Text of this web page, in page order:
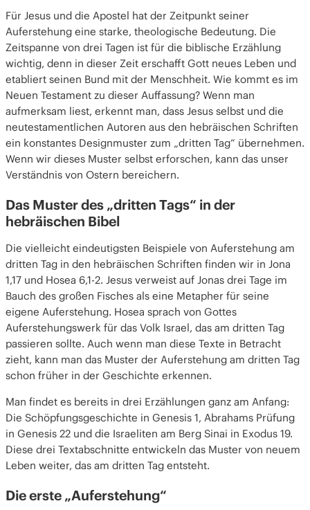
Für Jesus und die Apostel hat der Zeitpunkt seiner
Auferstehung eine starke, theologische Bedeutung. Die
Zeitspanne von drei Tagen ist für die biblische Erzählung
wichtig, denn in dieser Zeit erschafft Gott neues Leben und
etabliert seinen Bund mit der Menschheit. Wie kommt es im
Neuen Testament zu dieser Auffassung? Wenn man
aufmerksam liest, erkennt man, dass Jesus selbst und die
neutestamentlichen Autoren aus den hebräischen Schriften
ein konstantes Designmuster zum „dritten Tag“ übernehmen.
Wenn wir dieses Muster selbst erforschen, kann das unser
Verständnis von Ostern bereichern.
Das Muster des „dritten Tags“ in der
hebräischen Bibel
Die vielleicht eindeutigsten Beispiele von Auferstehung am
dritten Tag in den hebräischen Schriften finden wir in Jona
1,17 und Hosea 6,1-2. Jesus verweist auf Jonas drei Tage im
Bauch des großen Fisches als eine Metapher für seine
eigene Auferstehung. Hosea sprach von Gottes
Auferstehungswerk für das Volk Israel, das am dritten Tag
passieren sollte. Auch wenn man diese Texte in Betracht
zieht, kann man das Muster der Auferstehung am dritten Tag
schon früher in der Geschichte erkennen.
Man findet es bereits in drei Erzählungen ganz am Anfang:
Die Schöpfungsgeschichte in Genesis 1, Abrahams Prüfung
in Genesis 22 und die Israeliten am Berg Sinai in Exodus 19.
Diese drei Textabschnitte entwickeln das Muster von neuem
Leben weiter, das am dritten Tag entsteht.
Die erste „Auferstehung“